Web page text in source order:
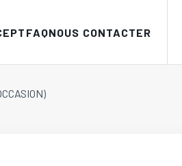
FAQNOUS CONTACTER